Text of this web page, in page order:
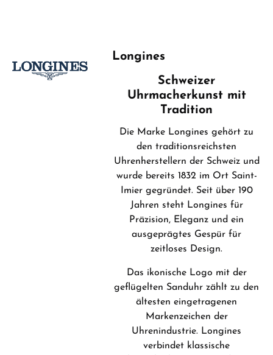
Ab 1.000 € Bestellwert erhalten Sie ein
Geschenk im Warenkorb.
GESCHENKE ANSEHEN
Hersteller- & Produktsicherheit
Longines
Schweizer
Uhrmacherkunst mit
Tradition
Die Marke Longines gehört zu
den traditionsreichsten
Uhrenherstellern der Schweiz und
wurde bereits 1832 im Ort Saint-
Imier gegründet. Seit über 190
Jahren steht Longines für
Präzision, Eleganz und ein
ausgeprägtes Gespür für
zeitloses Design.
Das ikonische Logo mit der
geflügelten Sanduhr zählt zu den
ältesten eingetragenen
Markenzeichen der
Uhrenindustrie. Longines
verbindet klassische